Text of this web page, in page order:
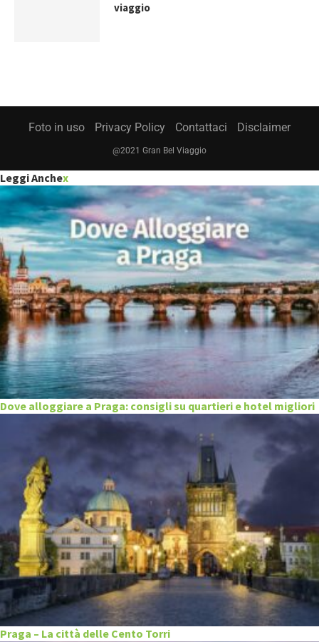
viaggio
Foto in uso Privacy Policy Contattaci Disclaimer
@2021 Gran Bel Viaggio
Leggi Anchex
Dove alloggiare a Praga: consigli su quartieri e hotel migliori
Praga – La città delle Cento Torri